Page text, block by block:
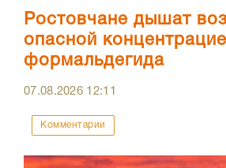
Ростовчане дышат
опасной
формальдегида
07.08.2026 12:11
Комментарии